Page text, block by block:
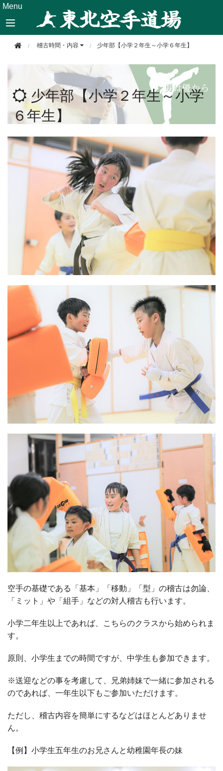
Menu
稽古時間・内容 少年部【小学２年生～小学６年生】
少年部【小学２年生～小学
６年生】
空手の基礎である「基本」「移動」「型」の稽古は勿論、
「ミット」や「組手」などの対人稽古も行います。
小学二年生以上であれば、こちらのクラスから始められま
す。
原則、小学生までの時間ですが、中学生も参加できます。
※送迎などの事を考慮して、兄弟姉妹で一緒に参加される
のであれば、一年生以下もご参加いただけます。
ただし、稽古内容を簡単にするなどはほとんどありませ
ん。
【例】 小学生五年生のお兄さんと幼稚園年長の妹